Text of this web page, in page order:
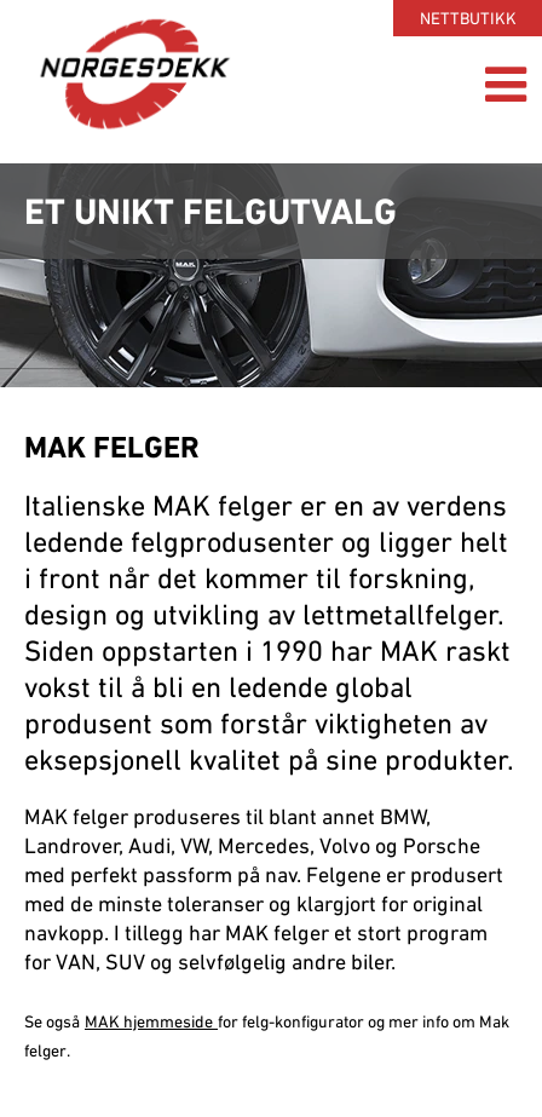
NETTBUTIKK
ET UNIKT FELGUTVALG
MAK FELGER
Italienske MAK felger er en av verdens
ledende felgprodusenter og ligger helt
i front når det kommer til forskning,
design og utvikling av lettmetallfelger.
Siden oppstarten i 1990 har MAK raskt
vokst til å bli en ledende global
produsent som forstår viktigheten av
eksepsjonell kvalitet på sine produkter.
MAK felger produseres til blant annet BMW,
Landrover, Audi, VW, Mercedes, Volvo og Porsche
med perfekt passform på nav. Felgene er produsert
med de minste toleranser og klargjort for original
navkopp. I tillegg har MAK felger et stort program
for VAN, SUV og selvfølgelig andre biler.
Se også MAK hjemmeside for felg-konfigurator og mer info om Mak
felger.